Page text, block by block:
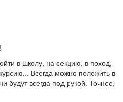
в школу, на секцию, в поход,
Всегда можно положить в
будут всегда под рукой. Точнее,